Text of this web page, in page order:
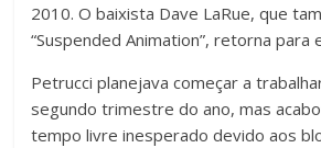
2010. O baixista Dave LaRue, que
“Suspended Animation”, retorna para
Petrucci planejava começar a
segundo trimestre do ano, mas
tempo livre inesperado devido aos